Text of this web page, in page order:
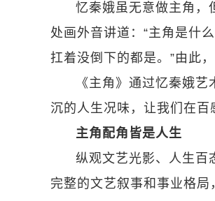
忆秦娥虽无意做主角，
处画外音讲道：“主角是什
扛着没倒下的都是。”由此
《主角》通过忆秦娥
沉的人生况味，让我们在百
主角配角皆是人生
纵观文艺光影、人生百
完整的文艺叙事和事业格局